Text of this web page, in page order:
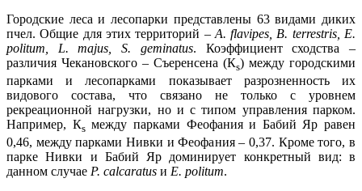
Городские леса и лесопарки представлены 63 видами диких
пчел. Общие для этих территорий – A. flavipes, B. terrestris, E.
politum, L. majus, S. geminatus. Коэффициент сходства –
различия Чекановского – Съеренсена (Кs) между городскими
парками и лесопарками показывает разрозненность их
видового состава, что связано не только с уровнем
рекреационной нагрузки, но и с типом управления парком.
Например, Кsмежду парками Феофания и Бабий Яр равен
0,46, между парками Нивки и Феофания – 0,37. Кроме того, в
парке Нивки и Бабий Яр доминирует конкретный вид: в
данном случае P. сalcaratus и E. politum.